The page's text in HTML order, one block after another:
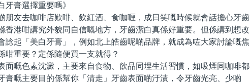
膏選擇重要嗎》
友去咖啡店歎啡、飲紅酒、食咖喱，成日笑嘅時候就會話擔心牙齒
香港咁講究外貌同自信嘅地方，牙齒潔白真係好重要。但係講到想改
諗起「美白牙膏」，例如北上皓齒呢啲品牌，就成為咗大家討論嘅焦
咁重要？定係隨便買一支就得？
嘅色素沈澱，主要來自食物、飲品同埋生活習慣，如吸煙同咖啡都
膏嘅主要目的係幫你「清走」牙齒表面啲汙漬，令牙齒光亮、少啲